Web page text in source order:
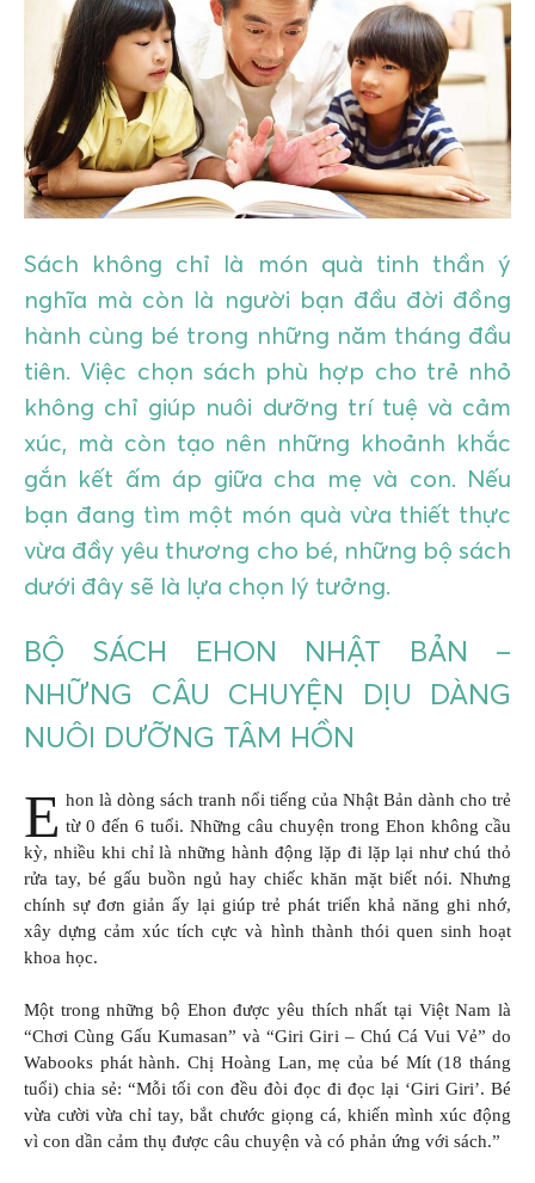
GIÁO DỤC
KỲ NGHỈ & ĐIỂM ĐẾN
QUÀ TẶNG & SỰ KIỆN
LIÊN HỆ
Sách không chỉ là món quà tinh thần ý
nghĩa mà còn là người bạn đầu đời đồng
hành cùng bé trong những năm tháng đầu
tiên. Việc chọn sách phù hợp cho trẻ nhỏ
không chỉ giúp nuôi dưỡng trí tuệ và cảm
xúc, mà còn tạo nên những khoảnh khắc
gắn kết ấm áp giữa cha mẹ và con. Nếu
bạn đang tìm một món quà vừa thiết thực
vừa đầy yêu thương cho bé, những bộ sách
dưới đây sẽ là lựa chọn lý tưởng.
BỘ SÁCH EHON NHẬT BẢN –
NHỮNG CÂU CHUYỆN DỊU DÀNG
NUÔI DƯỠNG TÂM HỒN
E hon là dòng sách tranh nổi tiếng của Nhật Bản dành cho trẻ
từ 0 đến 6 tuổi. Những câu chuyện trong Ehon không cầu
kỳ, nhiều khi chỉ là những hành động lặp đi lặp lại như chú thỏ
rửa tay, bé gấu buồn ngủ hay chiếc khăn mặt biết nói. Nhưng
chính sự đơn giản ấy lại giúp trẻ phát triển khả năng ghi nhớ,
xây dựng cảm xúc tích cực và hình thành thói quen sinh hoạt
khoa học.
Một trong những bộ Ehon được yêu thích nhất tại Việt Nam là
“Chơi Cùng Gấu Kumasan” và “Giri Giri – Chú Cá Vui Vẻ” do
Wabooks phát hành. Chị Hoàng Lan, mẹ của bé Mít (18 tháng
tuổi) chia sẻ: “Mỗi tối con đều đòi đọc đi đọc lại ‘Giri Giri’. Bé
vừa cười vừa chỉ tay, bắt chước giọng cá, khiến mình xúc động
vì con dần cảm thụ được câu chuyện và có phản ứng với sách.”